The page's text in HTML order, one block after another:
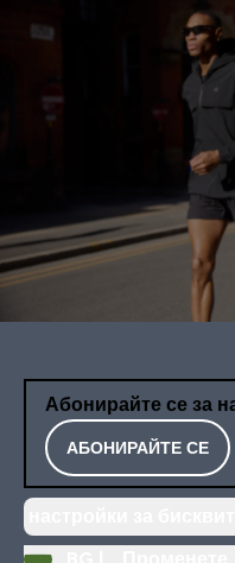
Абонирайте се за
АБОНИРАЙТЕ СЕ